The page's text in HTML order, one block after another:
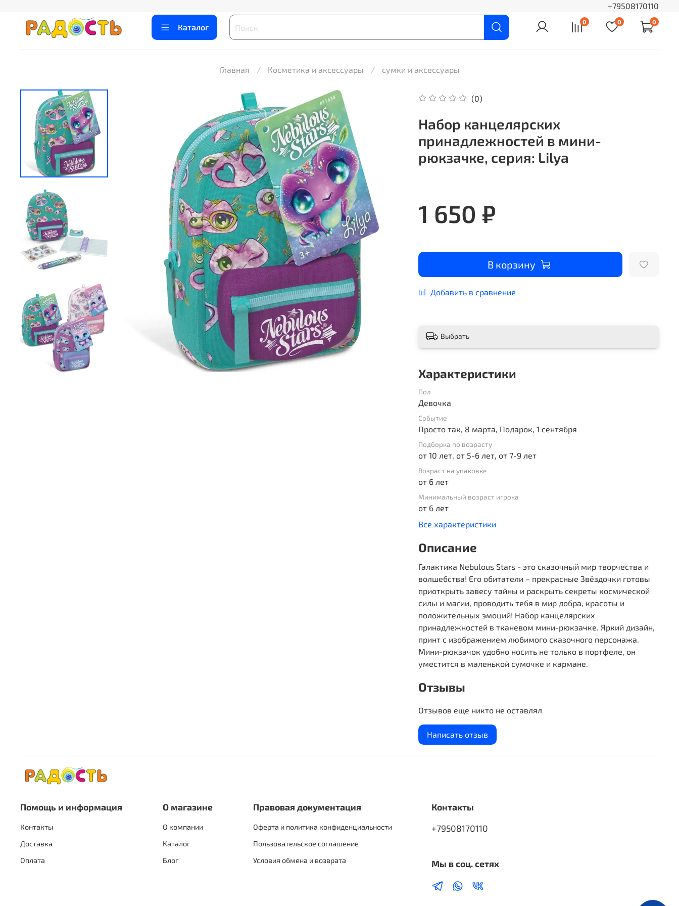
+79508170110
Каталог
0 0 0
Главная Косметика и аксессуары сумки и аксессуары
(0)
Набор канцелярских
принадлежностей в мини-
рюкзачке, серия: Lilya
1 650 ₽
В корзину
Добавить в сравнение
Выбрать
Характеристики
Пол
Девочка
Событие
Просто так, 8 марта, Подарок, 1 сентября
Подборка по возрасту
от 10 лет, от 5-6 лет, от 7-9 лет
Возраст на упаковке
от 6 лет
Минимальный возраст игрока
от 6 лет
Все характеристики
Описание
Галактика Nebulous Stars - это сказочный мир творчества и
волшебства! Его обитатели – прекрасные Звёздочки готовы
приоткрыть завесу тайны и раскрыть секреты космической
силы и магии, проводить тебя в мир добра, красоты и
положительных эмоций! Набор канцелярских
принадлежностей в тканевом мини-рюкзачке. Яркий дизайн,
принт с изображением любимого сказочного персонажа.
Мини-рюкзачок удобно носить не только в портфеле, он
уместится в маленькой сумочке и кармане.
Отзывы
Отзывов еще никто не оставлял
Написать отзыв
Помощь и информация
Контакты
Доставка
Оплата
О магазине
О компании
Каталог
Блог
Правовая документация
Оферта и политика конфиденциальности
Пользовательское соглашение
Условия обмена и возврата
Контакты
+79508170110
Мы в соц. сетях